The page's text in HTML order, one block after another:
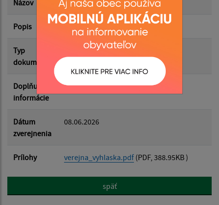
Názov Mgr. Peter Hatrák
Popis DAŇOVÝ ÚRAD PREŠOV
Typ
dokumentu
Verejné vyhlášky
Doplňujúce
informácie
Dátum
zverejnenia
08.06.2026
Prílohy verejna_vyhlaska.pdf (PDF, 388.95KB )
späť